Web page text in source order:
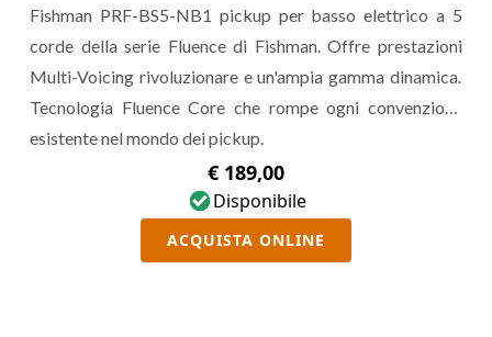
Fishman PRF-BS5-NB1 pickup per basso elettrico a 5
corde della serie Fluence di Fishman. Offre prestazioni
Multi-Voicing rivoluzionare e un'ampia gamma dinamica.
Tecnologia Fluence Core che rompe ogni convenzione
esistente nel mondo dei pickup.
€ 189,00
Disponibile
ACQUISTA ONLINE